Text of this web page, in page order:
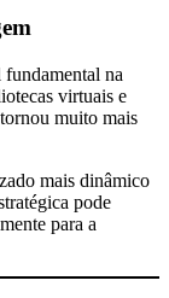
na
virtuais e
muito mais
mais dinâmico
pode
para a